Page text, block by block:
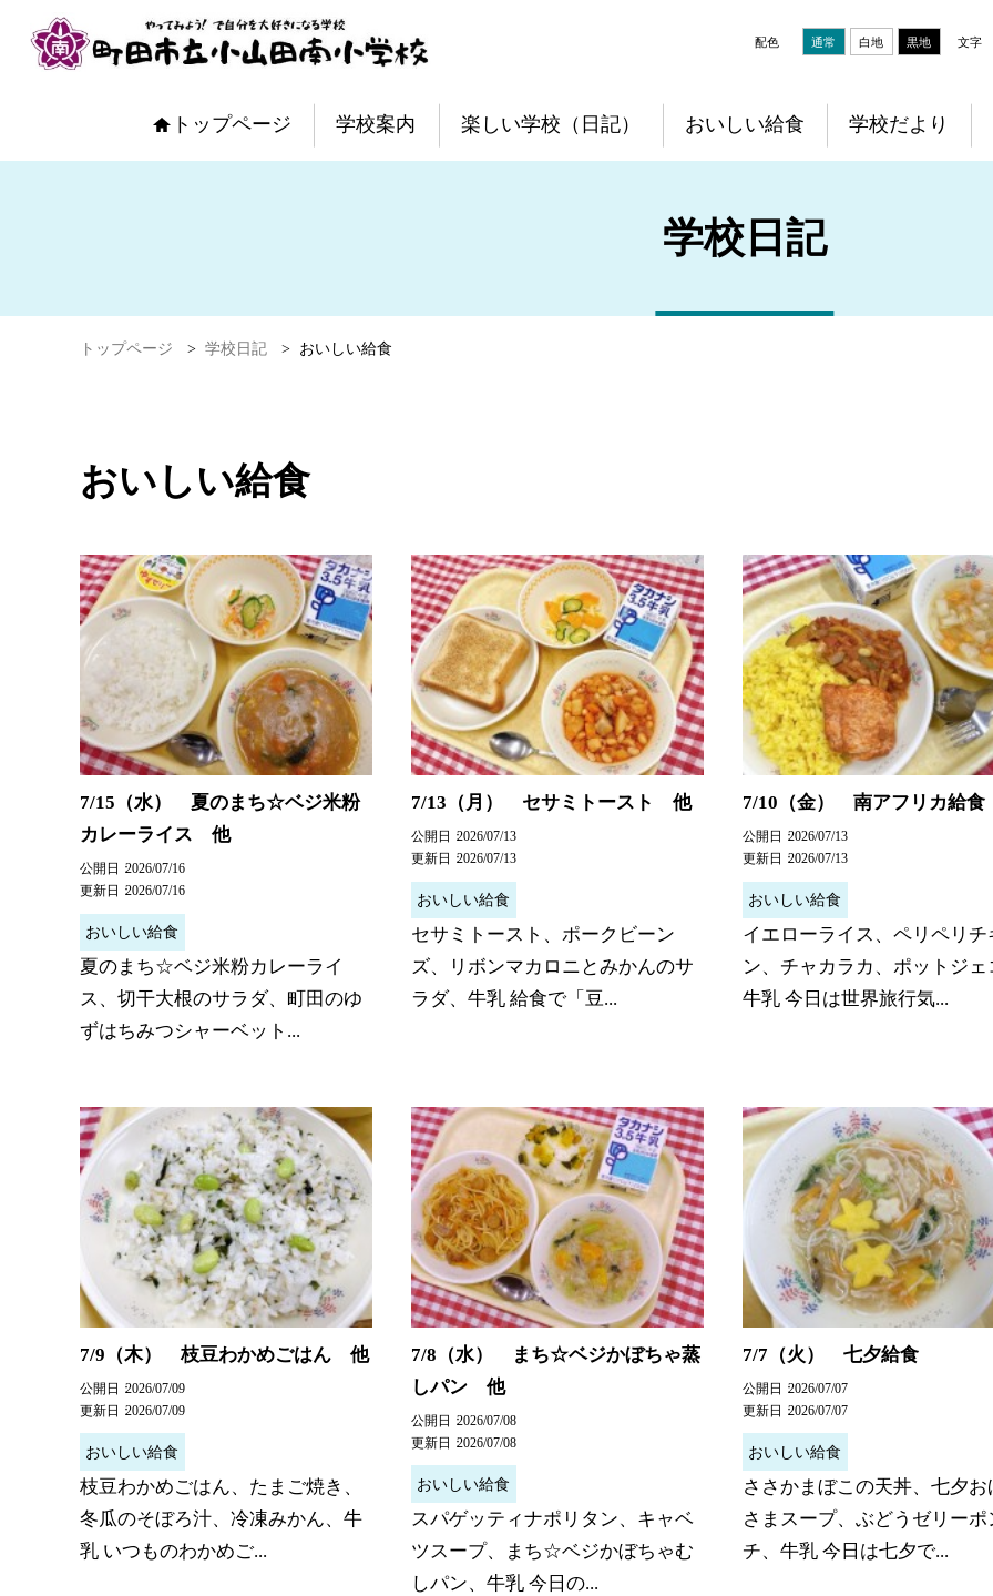
配色 通常 白地 黒地 文字
トップページ 学校案内 楽しい学校（日記） おいしい給食 学校だより
学校日記
トップページ > 学校日記 > おいしい給食
おいしい給食
7/15（水） 夏のまち☆ベジ米粉
カレーライス 他
公開日 2026/07/16
更新日 2026/07/16
おいしい給食
夏のまち☆ベジ米粉カレーライ
ス、切干大根のサラダ、町田のゆ
ずはちみつシャーベット...
7/13（月） セサミトースト 他
公開日 2026/07/13
更新日 2026/07/13
おいしい給食
セサミトースト、ポークビーン
ズ、リボンマカロニとみかんのサ
ラダ、牛乳 給食で「豆...
7/10（金） 南アフリカ給食
公開日 2026/07/13
更新日 2026/07/13
おいしい給食
イエローライス、ペリペリチ
ン、チャカラカ、ポットジェ
牛乳 今日は世界旅行気...
7/9（木） 枝豆わかめごはん 他
公開日 2026/07/09
更新日 2026/07/09
おいしい給食
枝豆わかめごはん、たまご焼き、
冬瓜のそぼろ汁、冷凍みかん、牛
乳 いつものわかめご...
7/8（水） まち☆ベジかぼちゃ蒸
しパン 他
公開日 2026/07/08
更新日 2026/07/08
おいしい給食
スパゲッティナポリタン、キャベ
ツスープ、まち☆ベジかぼちゃむ
しパン、牛乳 今日の...
7/7（火） 七夕給食
公開日 2026/07/07
更新日 2026/07/07
おいしい給食
ささかまぼこの天丼、七夕お
さまスープ、ぶどうゼリーポ
チ、牛乳 今日は七夕で...